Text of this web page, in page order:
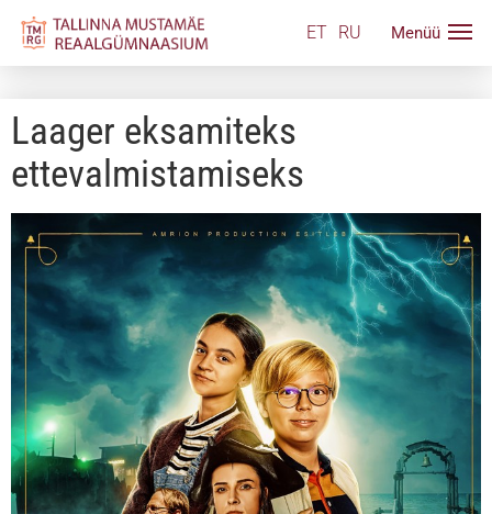
ET RU
Laager eksamiteks
ettevalmistamiseks